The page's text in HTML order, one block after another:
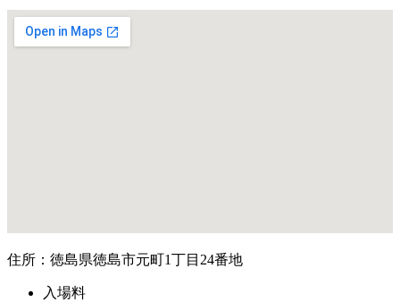
住所：徳島県徳島市元町1丁目24番地
入場料